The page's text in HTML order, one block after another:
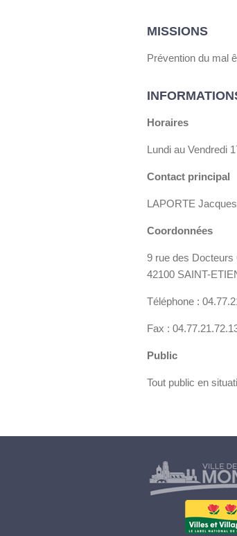
MISSIONS
Prévention du mal
Horaires
Lundi au Vendredi
Contact principal
LAPORTE Jacques
Coordonnées
9 rue des Docteurs
42100 SAINT-
Téléphone :
Fax :
Public
Tout public en